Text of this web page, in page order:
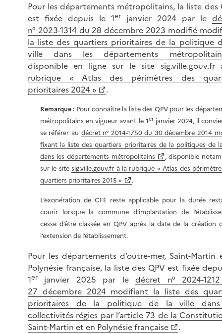
Pour les départements métropolitains, la liste des
est fixée depuis le 1erjanvier 2024 par le
n° 2023-1314 du 28 décembre 2023 modifié
la liste des quartiers prioritaires de la politique
ville dans les départements
disponible en ligne sur le site
rubrique « Atlas des périmètres des
prioritaires 2024 »
.
Remarque : Pour connaître la liste des QPV pour les
métropolitains en vigueur avant le 1erjanvier 2024, il
se référer au décret n° 2014-1750 du 30 décembre 2014
fixant la liste des quartiers prioritaires de la politiques de
dans les départements métropolitains
, disponible
sur le sitesig.ville.gouv.fr à la rubrique « Atlas des
quartiers prioritaires 2015 »
.
L’exonération de CFE reste applicable pour la durée
courir lorsque la commune d’implantation de
cesse d’être classée en QPV après la date de la création
l’extension de l’établissement.
Pour les départements d’outre-mer, Saint-Martin
Polynésie française, la liste des QPV est fixée
1er janvier 2025 par ledécret n° 2024-
27 décembre 2024 modifiant la liste des
prioritaires de la politique de la ville
collectivités régies par l’article 73 de la
Saint-Martin et en Polynésie française
.